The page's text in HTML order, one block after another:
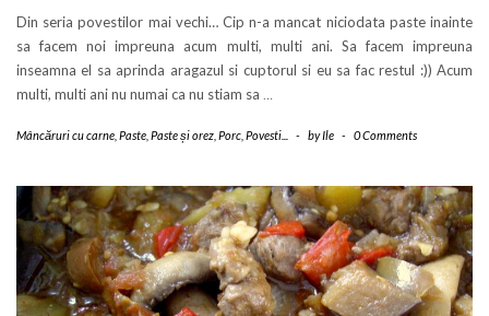
Din seria povestilor mai vechi… Cip n-a mancat niciodata paste inainte
sa facem noi impreuna acum multi, multi ani. Sa facem impreuna
inseamna el sa aprinda aragazul si cuptorul si eu sa fac restul :)) Acum
multi, multi ani nu numai ca nu stiam sa …
Mâncăruri cu carne Paste Paste și orez Porc Povesti... - byIle - 0 Comments